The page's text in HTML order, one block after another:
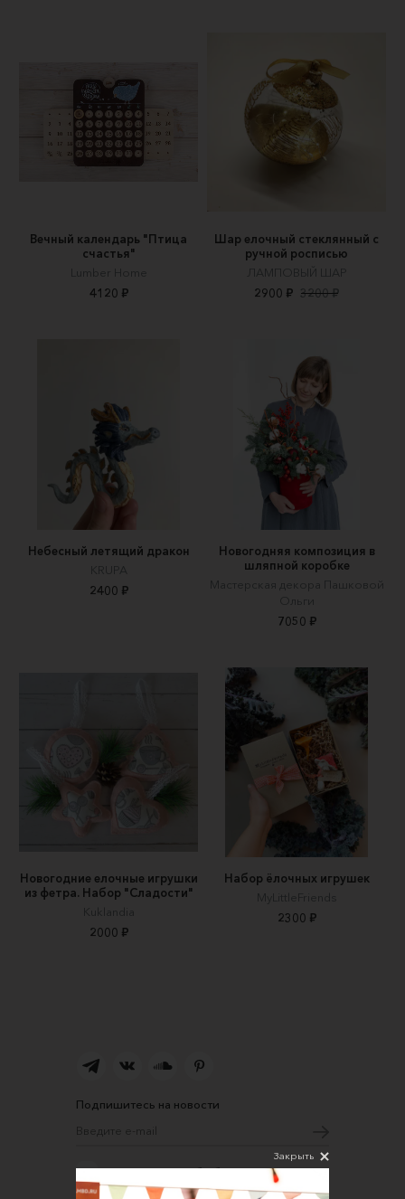
Вечный календарь "Птица
счастья"
Lumber Home
4120 ₽
Шар елочный стеклянный с
ручной росписью
ЛАМПОВЫЙ ШАР
2900 ₽ 3200 ₽
Небесный летящий дракон
KRUPA
2400 ₽
Новогодняя композиция в
шляпной коробке
Мастерская декора Пашковой
Ольги
7050 ₽
Новогодние елочные игрушки
из фетра. Набор "Сладости"
Kuklandia
2000 ₽
Набор ёлочных игрушек
MyLittleFriends
2300 ₽
Подпишитесь на новости
Соглашаюсь на обработку персональных
данных в соответствии
Закрыть